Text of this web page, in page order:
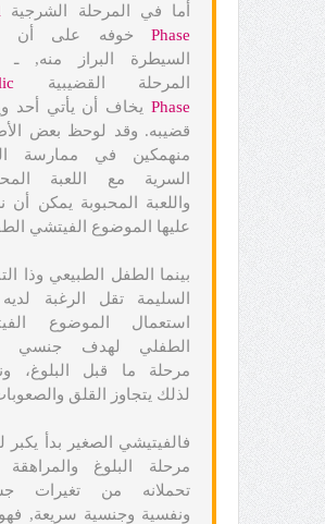
أما في المرحلة الشرجية
Phase خوفه على أن
السيطرة البراز منه,
المرحلة القضيبية
Phase يخاف أن يأتي أحد
قضيبه. وقد لوحظ بعض
منهمكين في ممارسة
السرية مع اللعبة
واللعبة المحبوبة يمكن أن
عليها الموضوع الفيتشي
بينما الطفل الطبيعي وذا
السليمة تقل الرغبة
استعمال الموضوع
الطفلي لهدف جنسي
مرحلة ما قبل البلوغ،
لذلك يتجاوز القلق
فالفيتيشي الصغير بدأ يكبر
مرحلة البلوغ والمراهقة
تحملانه من تغيرات
ونفسية وجنسية سريعة,